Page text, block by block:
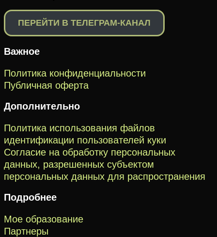
ПЕРЕЙТИ В ТЕЛЕГРАМ-КАНАЛ
Важное
Политика конфиденциальности
Публичная оферта
Дополнительно
Политика использования файлов
идентификации пользователей куки
Согласие на обработку персональных
данных, разрешенных субъектом
персональных данных для распространения
Подробнее
Мое образование
Партнеры